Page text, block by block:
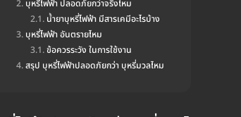
บุหรี่ไฟฟ้า ปลอดภัยกว่าจริงไหม
น้ำยาบุหรี่ไฟฟ้า มีสารเคมีอะไรบ้าง
บุหรี่ไฟฟ้า อันตรายไหม
ข้อควรระวัง ในการใช้งาน
สรุป บุหรี่ไฟฟ้าปลอดภัยกว่า บุหรี่มวลไหม